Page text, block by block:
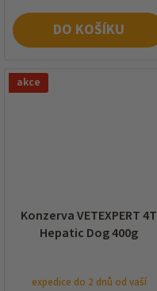
DO KOŠÍKU
akce
Konzerva VETEXPERT 4T
Hepatic Dog 400g
expedice do 2 dnů od vaší